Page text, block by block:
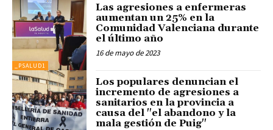
_PSALUD1
Las agresiones a enfermeras
aumentan un 25% en la
Comunidad Valenciana durante
el último año
16 de mayo de 2023
Los populares denuncian el
incremento de agresiones a
sanitarios en la provincia a
causa del "el abandono y la
mala gestión de Puig"